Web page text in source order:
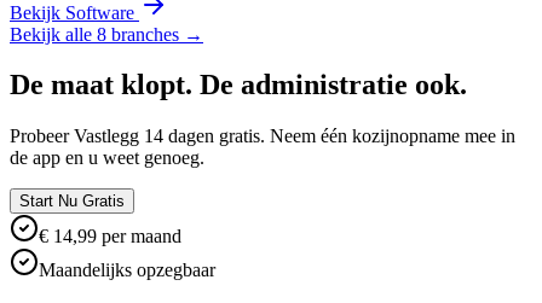
Bekijk Software
Bekijk alle 8 branches →
De maat klopt. De administratie ook.
Probeer Vastlegg 14 dagen gratis. Neem één kozijnopname mee in
de app en u weet genoeg.
Start Nu Gratis
€ 14,99 per maand
Maandelijks opzegbaar